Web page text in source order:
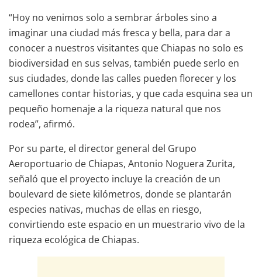
“Hoy no venimos solo a sembrar árboles sino a
imaginar una ciudad más fresca y bella, para dar a
conocer a nuestros visitantes que Chiapas no solo es
biodiversidad en sus selvas, también puede serlo en
sus ciudades, donde las calles pueden florecer y los
camellones contar historias, y que cada esquina sea un
pequeño homenaje a la riqueza natural que nos
rodea”, afirmó.
Por su parte, el director general del Grupo
Aeroportuario de Chiapas, Antonio Noguera Zurita,
señaló que el proyecto incluye la creación de un
boulevard de siete kilómetros, donde se plantarán
especies nativas, muchas de ellas en riesgo,
convirtiendo este espacio en un muestrario vivo de la
riqueza ecológica de Chiapas.